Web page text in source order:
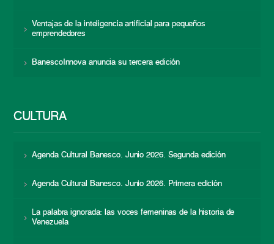
Ventajas de la inteligencia artificial para pequeños
emprendedores
BanescoInnova anuncia su tercera edición
CULTURA
Agenda Cultural Banesco. Junio 2026. Segunda edición
Agenda Cultural Banesco. Junio 2026. Primera edición
La palabra ignorada: las voces femeninas de la historia de
Venezuela